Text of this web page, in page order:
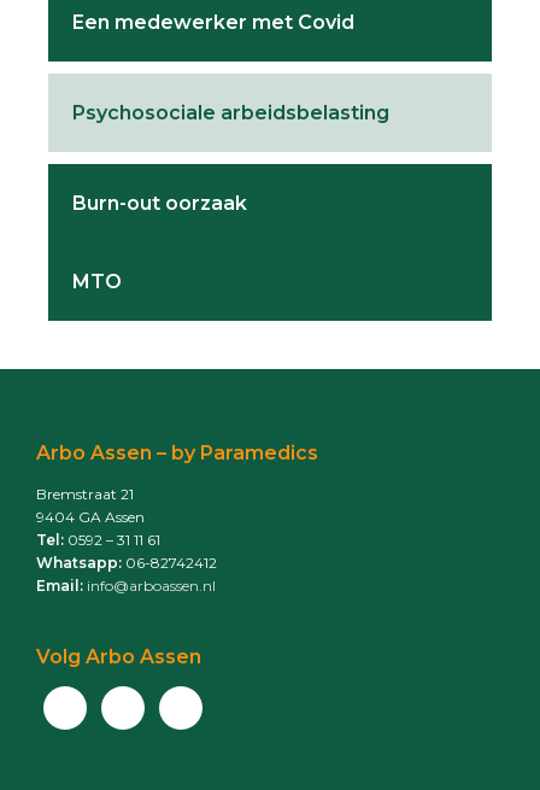
Een medewerker met Covid
Psychosociale arbeidsbelasting
Burn-out oorzaak
MTO
Footer
Arbo Assen – by Paramedics
Bremstraat 21
9404 GA Assen
Tel: 0592 – 31 11 61
Whatsapp: 06-82742412
Email: info@arboassen.nl
Volg Arbo Assen